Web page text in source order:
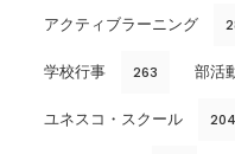
アクティブラーニング
学校行事 263 部活
ユネスコ・スクール 204